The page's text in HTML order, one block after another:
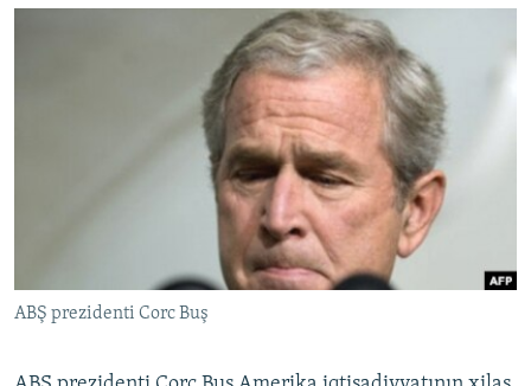
AZƏRBAYCAN ƏDƏBIYYATI KITABXANASI
İZ - MƏDƏNIYYƏT PROQRAMI
PEŞƏ ETIKASI VƏ JURNALISTIKA STANDARTLARIMIZ
MATERIALLARIMIZDAN ISTIFADƏ
AZADLIQRADIOSU MOBIL TELEFONUNUZDA
RFE/RL-in bütün saytları
ABŞ prezidenti Corc Buş